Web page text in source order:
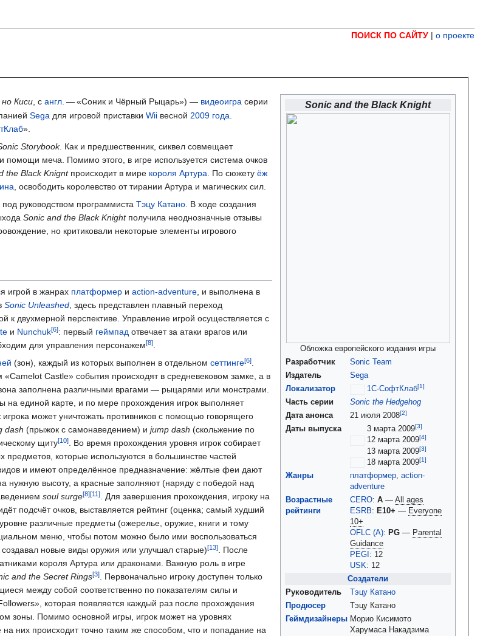
ПОИСК ПО САЙТУ | о проекте
Sonic and the Black Knight
Обложка европейского издания игры
Разработчик
Sonic Team
Издатель
Sega
Локализатор
1С-СофтКлаб
Часть серии
Sonic the Hedgehog
Дата анонса
21 июля 2008
Даты выпуска
3 марта 2009
12 марта 2009
13 марта 2009
18 марта 2009
Жанры
платформер, action-
adventure
Возрастные
рейтинги
CERO: A — All ages
ESRB: E10+ — Everyone
10+
OFLC (A): PG — Parental
Guidance
PEGI : 12
USK: 12
Создатели
Руководитель
Тэцу Катано
Продюсер
Тэцу Катано
Геймдизайнеры Морио Кисимото
Харумаса Накадзима
Киси с англ. —«Соник и Чёрный Рыцарь») — видеоигра серии
Sega для игровой приставки Wii весной 2009 года
».
Storybook. Как и предшественник, сиквел совмещает
меча. Помимо этого, в игре используется система очков
the Black Knigntпроисходит в мире короля Артура . По сюжету ёж
, освободить королевство от тирании Артура и магических сил.
под руководством программиста Тэцу Катано . В ходе создания
Sonic and the Black Knightполучила неоднозначные отзывы
но критиковали некоторые элементы игрового
игрой в жанрах платформери action-adventure, и выполнена в
Sonic Unleashed, здесь представлен плавный переход
к двухмерной перспективе. Управление игрой осуществляется с
и Nunchuk : первый геймпад отвечает за атаки врагов или
для управления персонажем
.
(зон), каждый из которых выполнен в отдельном сеттинге
.
Castle» события происходят в средневековом замке, а в
заполнена различными врагами — рыцарями или монстрами.
на единой карте, и по мере прохождения игрок выполняет
может уничтожать противников с помощью говорящего
dash (прыжок с самонаведением) и jump dash (скольжение по
щиту
. Во время прохождения уровня игрок собирает
которые используются в большинстве частей
и имеют определённое предназначение: жёлтые феи дают
нужную высоту, а красные заполняют (наряду с победой над
soul surge
. Для завершения прохождения, игроку на
подсчёт очков, выставляется рейтинг (оценка; самый худший
различные предметы (ожерелье, оружие, книги и тому
меню, чтобы потом можно было ими воспользоваться
создавал новые виды оружия или улучшал старые)
. После
короля Артура или драконами. Важную роль в игре
and the Secret Rings
. Первоначально игроку доступен только
между собой соответственно по показателям силы и
которая появляется каждый раз после прохождения
зоны. Помимо основной игры, игрок может на уровнях
них происходит точно таким же способом, что и попадание на